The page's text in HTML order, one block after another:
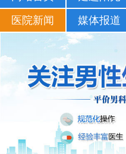
医院新闻
媒体报道